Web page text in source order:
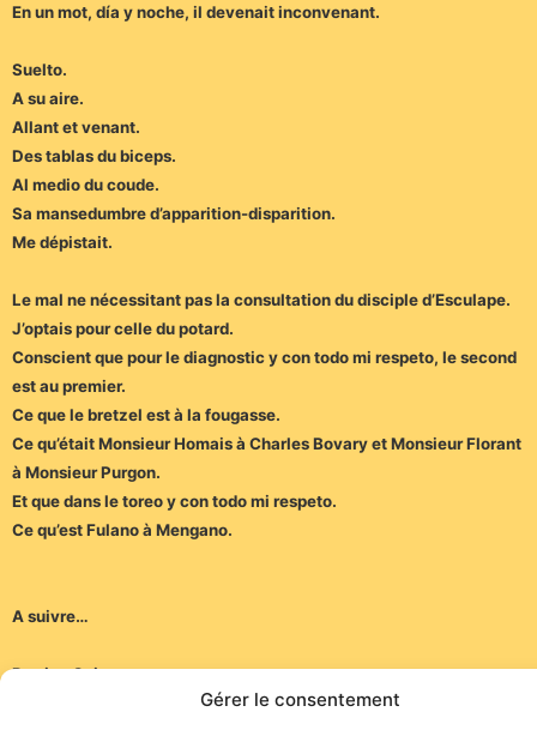
Gérer le consentement
En un mot, día y noche, il devenait inconvenant.
Suelto.
A su aire.
Allant et venant.
Des tablas du biceps.
Al medio du coude.
Sa mansedumbre d’apparition-disparition.
Me dépistait.
Le mal ne nécessitant pas la consultation du disciple d’Esculape.
J’optais pour celle du potard.
Conscient que pour le diagnostic y con todo mi respeto, le second
est au premier.
Ce que le bretzel est à la fougasse.
Ce qu’était Monsieur Homais à Charles Bovary et Monsieur Florant
à Monsieur Purgon.
Et que dans le toreo y con todo mi respeto.
Ce qu’est Fulano à Mengano.
A suivre…
Patrice Quiot